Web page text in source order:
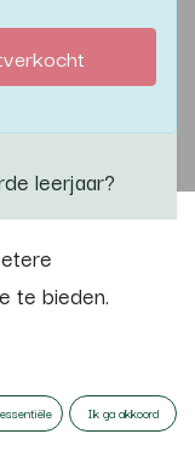
leerjaar?
muziek!
muziek
je fantasie de
te bieden.
Ik ga akkoord